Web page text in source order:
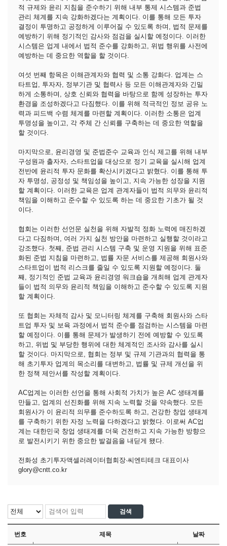
적 규제와 윤리 지침을 준수하기 위해 내부 통제 시스템과 준법
관리 체계를 지속 강화하겠다는 계획이다. 이를 통해 모든 투자
결정이 투명하고 공정하게 이루어질 수 있도록 하며, 법적 문제를
예방하기 위해 정기적인 감사와 점검을 실시할 예정이다. 이러한
시스템은 업계 내에서 법적 준수를 강화하고, 위법 행위를 사전에
예방하는 데 중요한 역할을 할 것이다.
여섯 번째 항목은 이해관계자와 협력 및 소통 강화다. 업계는 스
타트업, 투자자, 정부기관 및 협력사 등 모든 이해관계자와 긴밀
하게 소통하며, 상호 신뢰와 협력을 바탕으로 함께 성장하는 투자
환경을 조성하겠다고 다짐했다. 이를 위해 적극적인 정보 공유 노
력과 피드백 수렴 체계를 마련할 계획이다. 이러한 소통은 업계
투명성을 높이고, 각 주체 간 신뢰를 구축하는 데 중요한 역할을
할 것이다.
마지막으로, 윤리경영 및 준법준수 교육과 인식 제고를 위해 내부
구성원과 출자자, 스타트업을 대상으로 정기 교육을 실시해 업계
전반에 윤리적 투자 문화를 확산시키겠다고 밝혔다. 이를 통해 투
자 투명성, 공정성 및 책임성을 높이고, 지속 가능한 성장을 지원
할 계획이다. 이러한 교육은 업계 관계자들이 법적 의무와 윤리적
책임을 이해하고 준수할 수 있도록 하는 데 중요한 기초가 될 것
이다.
협회는 이러한 선언문 실천을 위해 자발적 정화 노력에 매진하겠
다고 다짐하며, 여러 가지 실천 방안을 마련하고 실행할 것이라고
강조했다. 첫째, 준법 관리 시스템 구축 및 운영 지원을 위해 표준
화된 준법 지침을 마련하고, 법률 자문 서비스를 제공해 회원사와
스타트업이 법적 리스크를 줄일 수 있도록 지원할 예정이다. 둘
째, 정기적인 준법 교육과 윤리경영 워크숍을 개최해 업계 관계자
들이 법적 의무와 윤리적 책임을 이해하고 준수할 수 있도록 지원
할 계획이다.
또 협회는 자체적 감사 및 모니터링 체계를 구축해 회원사와 스타
트업 투자 및 보육 과정에서 법적 준수를 점검하는 시스템을 마련
할 예정이다. 이를 통해 문제가 발생하기 전에 예방할 수 있도록
하고, 위법 및 부당한 행위에 대한 체계적인 조사와 감사를 실시
할 것이다. 마지막으로, 협회는 정부 및 규제 기관과의 협력을 통
해 초기투자 업계의 목소리를 대변하고, 법률 및 규제 개선을 위
한 정책 제안서를 작성할 계획이다.
AC업계는 이러한 선언을 통해 사회적 가치가 높은 AC 생태계를
만들고, 업계의 선진화를 위해 지속 노력할 것을 약속했다. 모든
회원사가 이 윤리적 의무를 준수하도록 하고, 건강한 창업 생태계
를 구축하기 위한 자정 노력을 다하겠다고 밝혔다. 이로써 AC업
계는 대한민국 창업 생태계를 더욱 건전하고 지속 가능한 방향으
로 발전시키기 위한 중요한 발걸음을 내딛게 됐다.
전화성 초기투자액셀러레이터협회장·씨엔티테크 대표이사
glory@cntt.co.kr
번호 제목 날짜